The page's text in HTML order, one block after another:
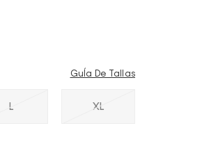
L XL
GuÍa De Tallas